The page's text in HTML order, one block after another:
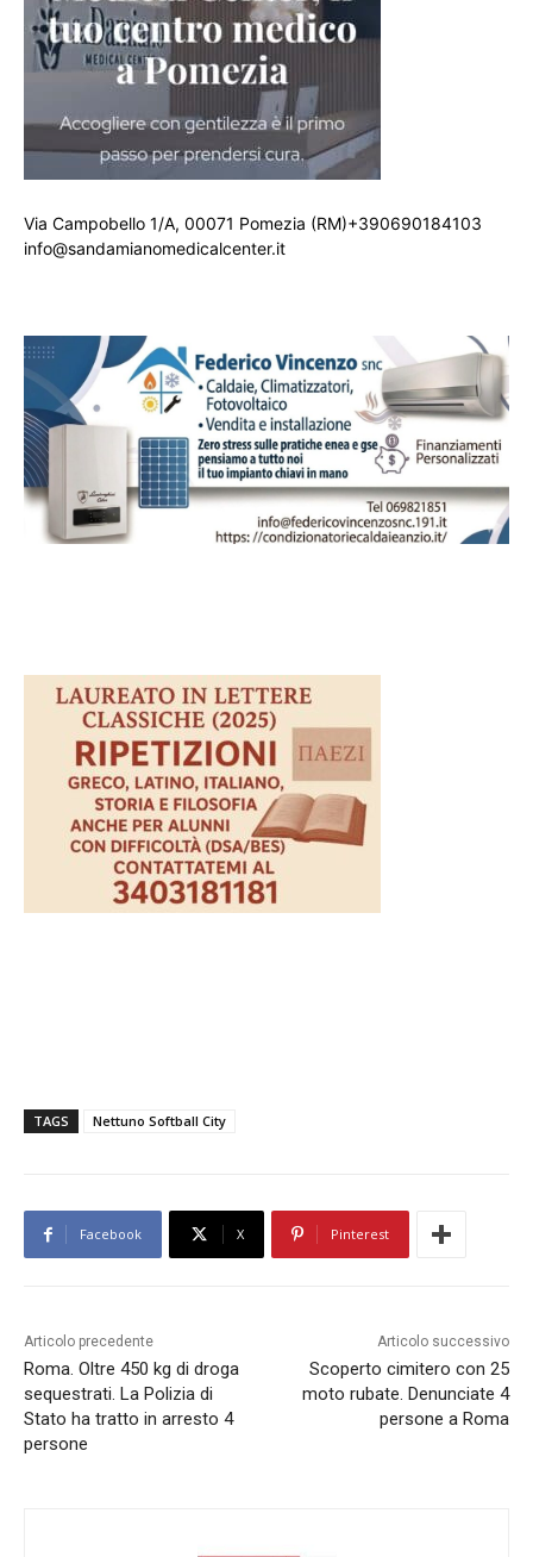
Via Campobello 1/A, 00071 Pomezia (RM)+390690184103
info@sandamianomedicalcenter.it
TAGS Nettuno Softball City
Facebook X Pinterest
Articolo precedente
Roma. Oltre 450 kg di droga
sequestrati. La Polizia di
Stato ha tratto in arresto 4
persone
Articolo successivo
Scoperto cimitero con 25
moto rubate. Denunciate 4
persone a Roma